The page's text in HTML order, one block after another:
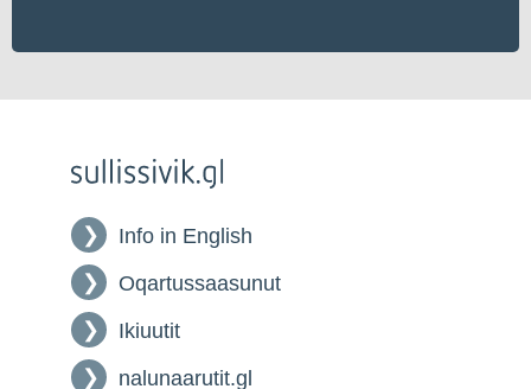
Info in English
Oqartussaasunut
Ikiuutit
nalunaarutit.gl